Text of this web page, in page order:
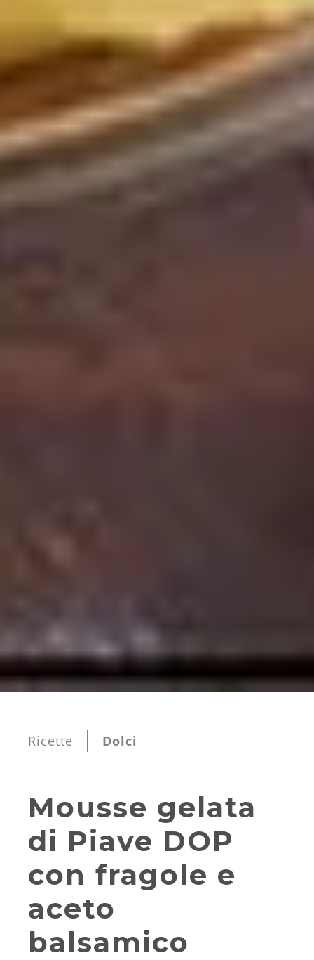
Ricette Dolci
Mousse gelata
di Piave DOP
con fragole e
aceto
balsamico